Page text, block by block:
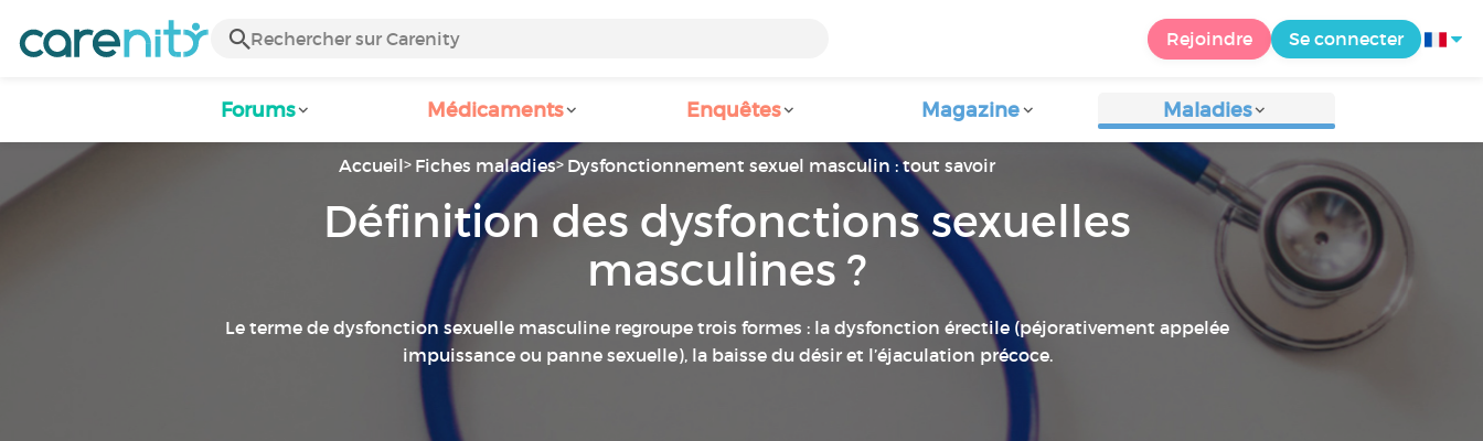
Rejoindre Se connecter
Forums Médicaments Enquêtes Magazine Maladies
Accueil Fiches maladies Dysfonctionnement sexuel masculin : tout savoir
Définition des dysfonctions sexuelles
masculines ?
Le terme de dysfonction sexuelle masculine regroupe trois formes : la dysfonction érectile (péjorativement appelée
impuissance ou panne sexuelle), la baisse du désir et l’éjaculation précoce.